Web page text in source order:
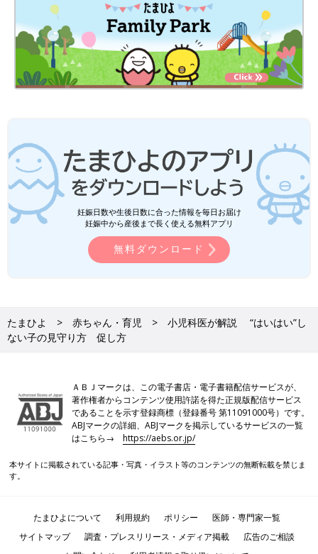
妊娠日数や生後日数に合った情報を毎日お届け
妊娠中から産後まで長く使える無料アプリ
無料ダウンロード
たまひよ 赤ちゃん・育児
小児科医が解説 “はいはい”し
ない子の見守り方 促し方
ＡＢＪマークは、この電子書店・電子書籍配信サービスが、
著作権者からコンテンツ使用許諾を得た正規版配信サービス
であることを示す登録商標（登録番号 第11091000号）です。
ABJマークの詳細、ABJマークを掲示しているサービスの一覧
はこちら→https://aebs.or.jp/
本サイトに掲載されている記事・写真・イラスト等のコンテンツの無断転載を禁じま
す。
たまひよについて 利用規約 ポリシー
医師・専門家一覧
サイトマップ
調査・プレスリリース・メディア掲載
広告のご相談